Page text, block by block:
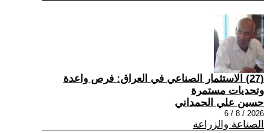
(27) الاستثمار الصناعي في العراق: فرص واعدة
وتحديات مستمرة
حسين علي الحمداني
2026 / 8 / 6
الصناعة والزراعة